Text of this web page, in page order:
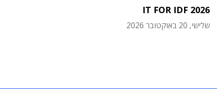
IT FOR IDF 2026
שלישי, 20 באוקטובר 2026